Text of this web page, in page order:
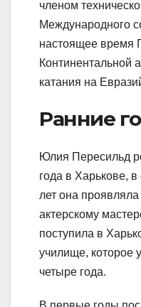
членом
Международного
настоящее время
Континентальной
катания на
Ранние
Юлия Пересильд
года в Харькове,
лет она
актерскому
поступила в
училище, которое
четыре года.